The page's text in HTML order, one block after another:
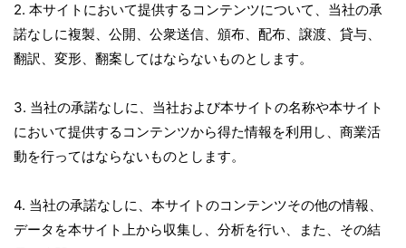
2. 本サイトにおいて提供するコンテンツについて、当社の承
諾なしに複製、公開、公衆送信、頒布、配布、譲渡、貸与、
翻訳、変形、翻案してはならないものとします。
3. 当社の承諾なしに、当社および本サイトの名称や本サイト
において提供するコンテンツから得た情報を利用し、商業活
動を行ってはならないものとします。
4. 当社の承諾なしに、本サイトのコンテンツその他の情報、
データを本サイト上から収集し、分析を行い、また、その結